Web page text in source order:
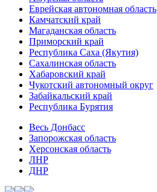
Еврейская автономная область
Камчатский край
Магаданская область
Приморский край
Республика Саха (Якутия)
Сахалинская область
Хабаровский край
Чукотский автономный округ
Забайкальский край
Республика Бурятия
Весь Донбасс
Запорожская область
Херсонская область
ЛНР
ДНР